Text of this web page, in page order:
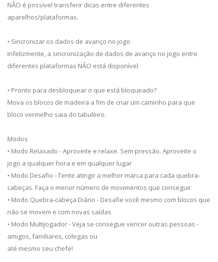
NÃO é possível transferir dicas entre diferentes
aparelhos/plataformas.
• Sincronizar os dados de avanço no jogo
Infelizmente, a sincronização de dados de avanço no jogo entre
diferentes plataformas NÃO está disponível.
• Pronto para desbloquear o que está bloqueado?
Mova os blocos de madeira a fim de criar um caminho para que
bloco vermelho saia do tabuleiro.
Modos
• Modo Relaxado - Aproveite e relaxe. Sem pressão. Aproveite o
jogo a qualquer hora e em qualquer lugar
• Modo Desafio - Tente atingir a melhor marca para cada quebra-
cabeças. Faça o menor número de movimentos que conseguir.
• Modo Quebra-cabeça Diário - Desafie você mesmo com blocos que
não se movem e com novas saídas
• Modo Multijogador - Veja se consegue vencer outras pessoas -
amigos, familiares, colegas ou
até mesmo seu chefe!